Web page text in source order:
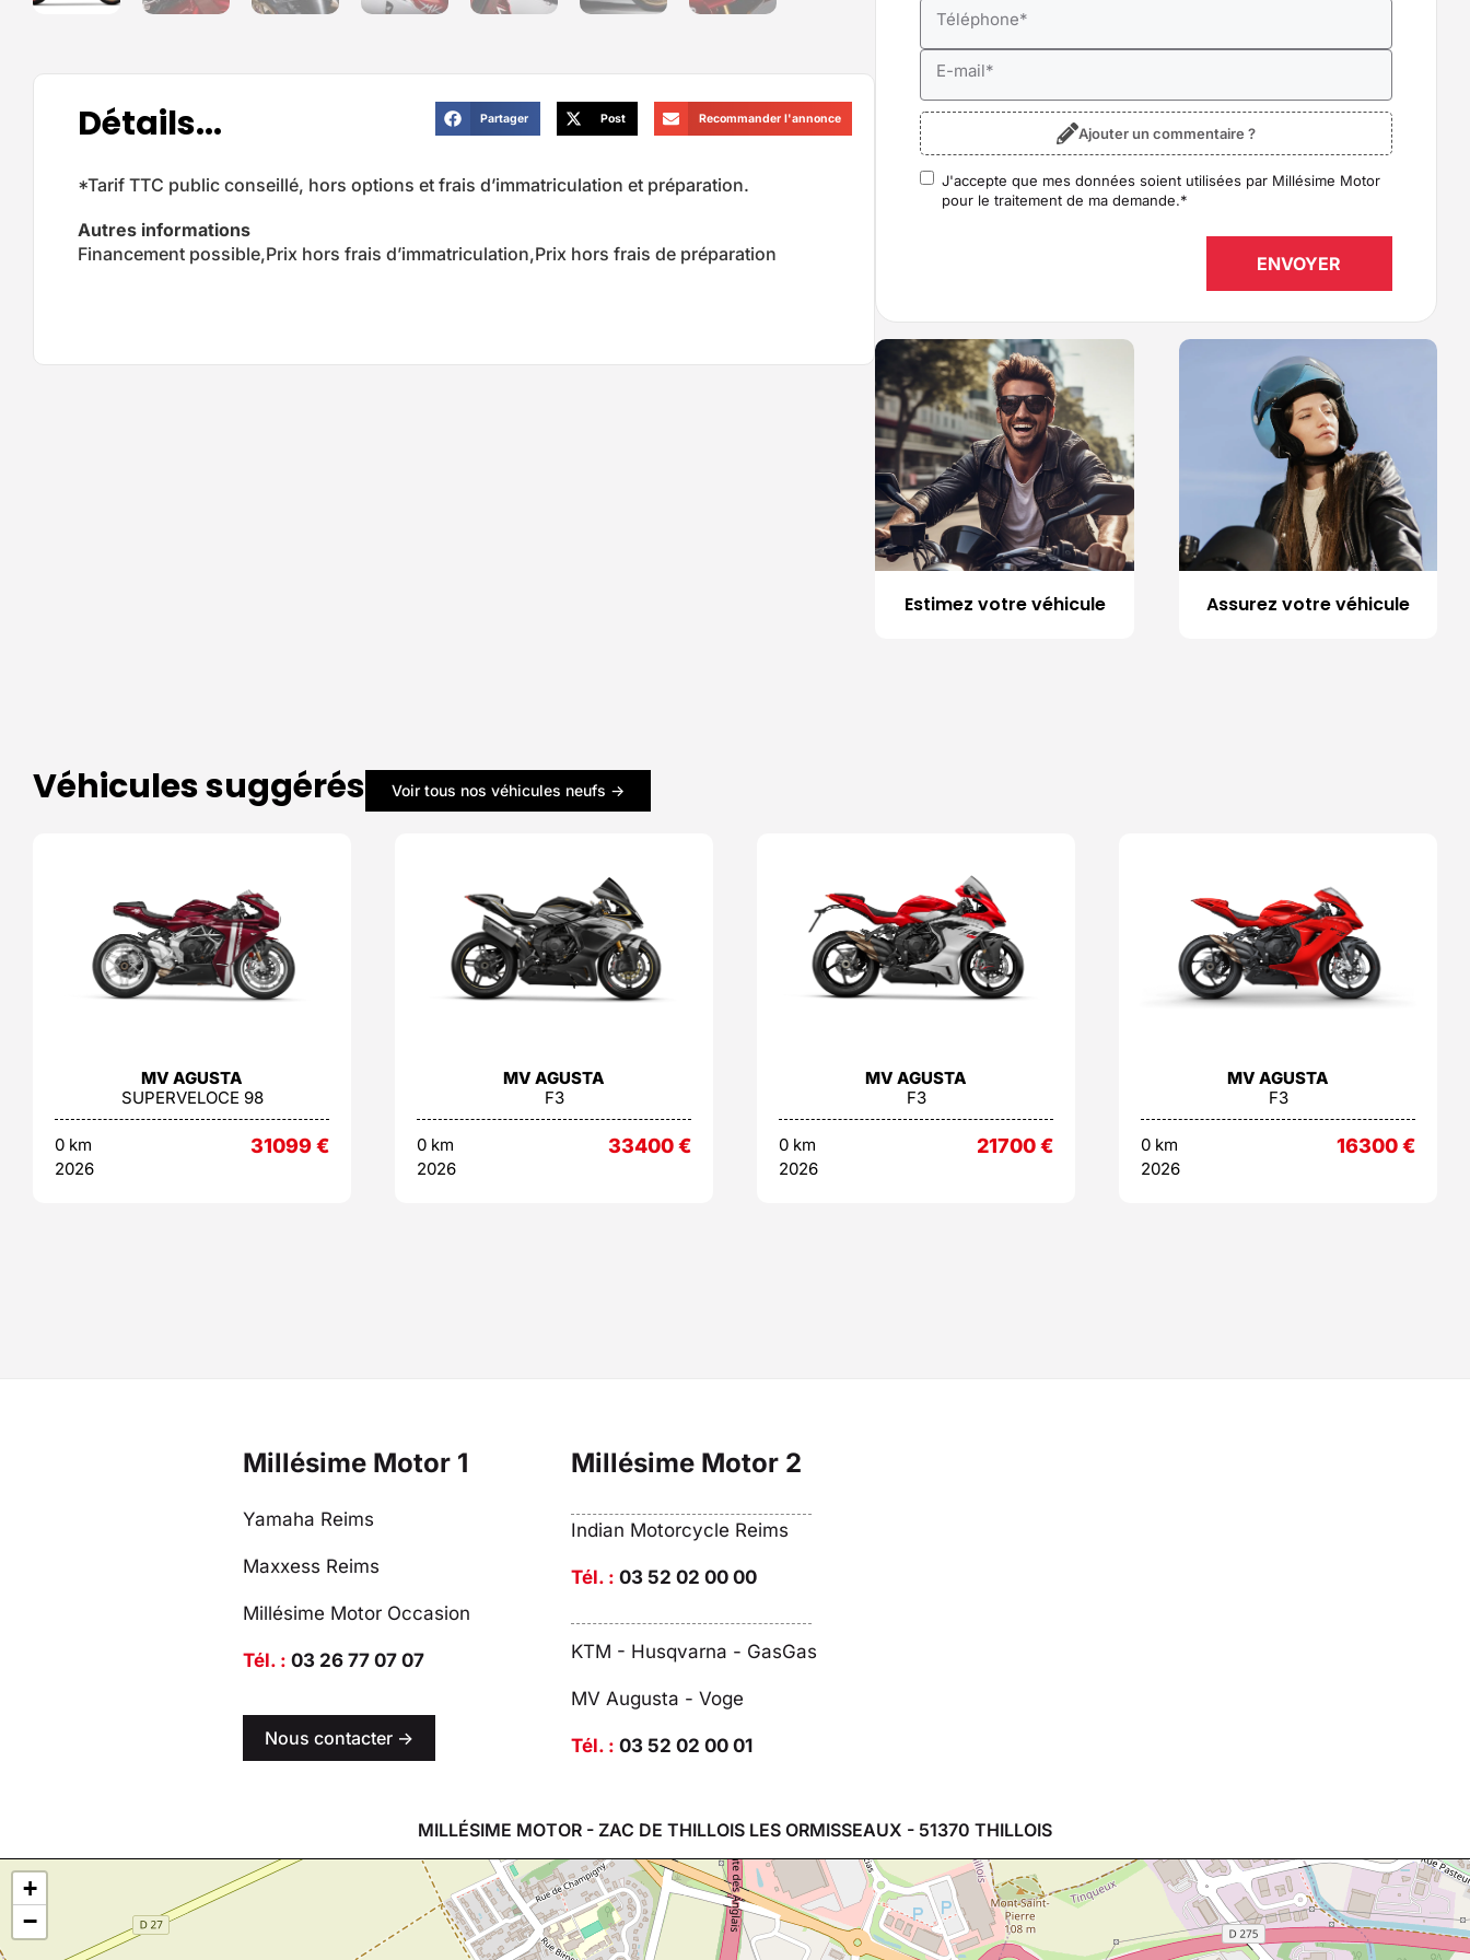
Détails... Partager Post Recommander l'annonce
*Tarif TTC public conseillé, hors options et frais d’immatriculation et préparation.
Autres informations
Financement possible,Prix hors frais d’immatriculation,Prix hors frais de préparation
Téléphone*
E-mail*
Ajouter un commentaire ?
RGPD*
J'accepte que mes données soient utilisées par Millésime Motor
pour le traitement de ma demande.*
Estimez votre véhicule Assurez votre véhicule
Véhicules suggérés Voir tous nos véhicules neufs ->
MV AGUSTA
SUPERVELOCE 98
0 km
2026
31099€
MV AGUSTA
F3
0 km
2026
33400€
MV AGUSTA
F3
0 km
2026
21700€
MV AGUSTA
F3
0 km
2026
16300€
Millésime Motor 1
Yamaha Reims
Maxxess Reims
Millésime Motor Occasion
Tél. : 03 26 77 07 07
Nous contacter ->
Millésime Motor 2
Indian Motorcycle Reims
Tél. : 03 52 02 00 00
KTM - Husqvarna - GasGas
MV Augusta - Voge
Tél. : 03 52 02 00 01
MILLÉSIME MOTOR - ZAC DE THILLOIS LES ORMISSEAUX - 51370 THILLOIS
+
−